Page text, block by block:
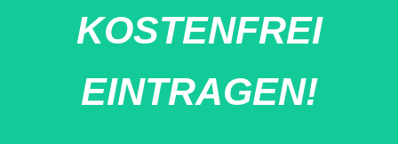
KOSTENFREI
EINTRAGEN!